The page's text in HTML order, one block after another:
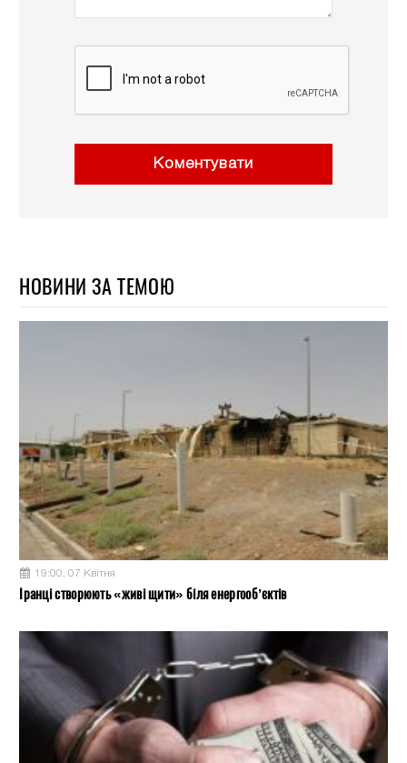
Коментувати
НОВИНИ ЗА ТЕМОЮ
19:00, 07 Квітня
Іранці створюють «живі щити» біля енергооб’єктів